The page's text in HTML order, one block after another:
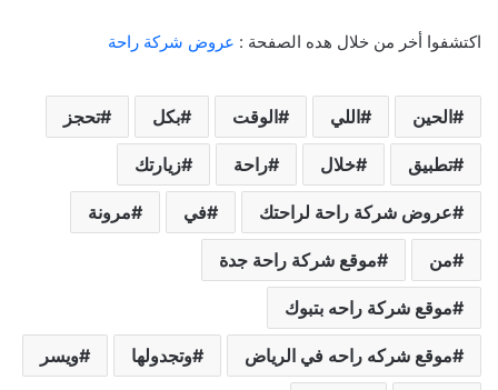
اكتشفوا أخر من خلال هده الصفحة : عروض شركة راحة
الحين اللي الوقت بكل تحجز
تطبيق خلال راحة زيارتك
عروض شركة راحة لراحتك في مرونة
من موقع شركة راحة جدة
موقع شركة راحه بتبوك
موقع شركه راحه في الرياض وتجدولها ويسر